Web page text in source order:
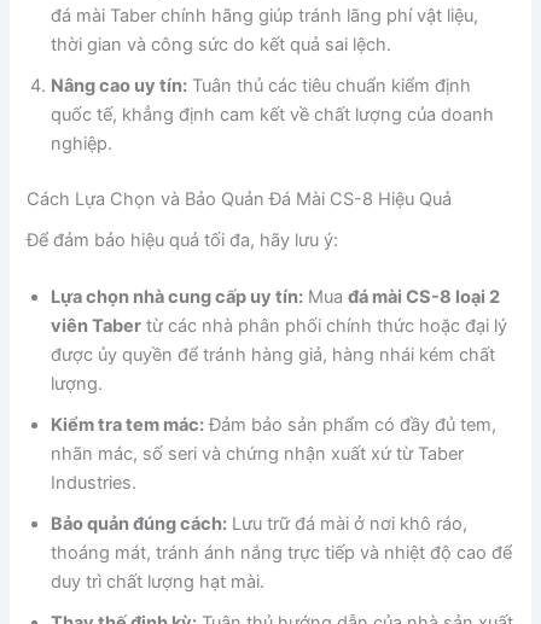
đá mài Taber chính hãng giúp tránh lãng phí vật liệu,
thời gian và công sức do kết quả sai lệch.
Nâng cao uy tín: Tuân thủ các tiêu chuẩn kiểm định
quốc tế, khẳng định cam kết về chất lượng của doanh
nghiệp.
Cách Lựa Chọn và Bảo Quản Đá Mài CS-8 Hiệu Quả
Để đảm bảo hiệu quả tối đa, hãy lưu ý:
Lựa chọn nhà cung cấp uy tín: Muađá mài CS-8 loại 2
viên Taber từ các nhà phân phối chính thức hoặc đại lý
được ủy quyền để tránh hàng giả, hàng nhái kém chất
lượng.
Kiểm tra tem mác:Đảm bảo sản phẩm có đầy đủ tem,
nhãn mác, số seri và chứng nhận xuất xứ từ Taber
Industries.
Bảo quản đúng cách: Lưu trữ đá mài ở nơi khô ráo,
thoáng mát, tránh ánh nắng trực tiếp và nhiệt độ cao để
duy trì chất lượng hạt mài.